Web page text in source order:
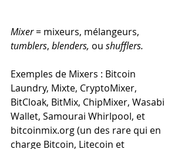
Mixer = mixeurs, mélangeurs,
tumblers, blenders, ou shufflers.
Exemples de Mixers : Bitcoin
Laundry, Mixte, CryptoMixer,
BitCloak, BitMix, ChipMixer, Wasabi
Wallet, Samourai Whirlpool, et
bitcoinmix.org (un des rare qui en
charge Bitcoin, Litecoin et